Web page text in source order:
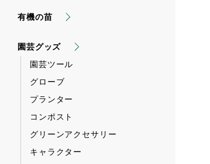
有機の苗
園芸グッズ
園芸ツール
グローブ
プランター
コンポスト
グリーンアクセサリー
キャラクター